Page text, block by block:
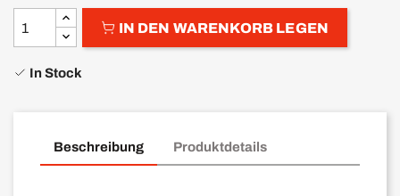
IN DEN WARENKORB LEGEN
In Stock
Beschreibung Produktdetails